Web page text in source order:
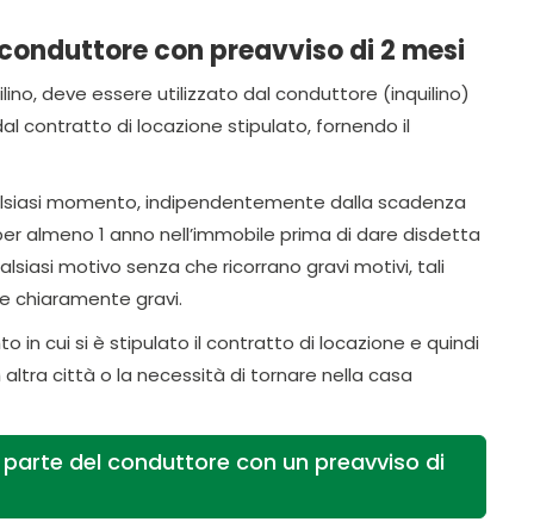
con preavviso di 2 mesi
deve essere utilizzato dal conduttore (inquilino)
contratto di locazione stipulato, fornendo il
momento, indipendentemente dalla scadenza
1 anno nell’immobile prima di dare disdetta
motivo senza che ricorrano gravi motivi, tali
chiaramente gravi.
in cui si è stipulato il contratto di locazione e quindi
città o la necessità di tornare nella casa
del conduttore con un preavviso di